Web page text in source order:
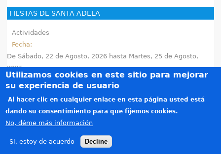
FIESTAS DE SANTA ADELA
Actividades
Fecha:
De Sábado, 22 de Agosto, 2026 hasta Martes, 25 de Agosto,
2026
ALÉGRATE EL VERANO: CONCIERTO 35º ANIVERSARIO DE MELAZA
Conciertos
Horario:21:30 h
Utilizamos cookies en este sitio para mejorar
su experiencia de usuario
Al hacer clic en cualquier enlace en esta página usted está
dando su consentimiento para que fijemos cookies.
No, déme más información
Sí, estoy de acuerdo Decline